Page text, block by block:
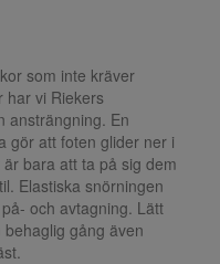
som inte kräver
har vi Riekers
ansträngning. En
gör att foten glider ner i
bara att ta på sig dem
Elastiska snörningen
och avtagning. Lätt
gång även